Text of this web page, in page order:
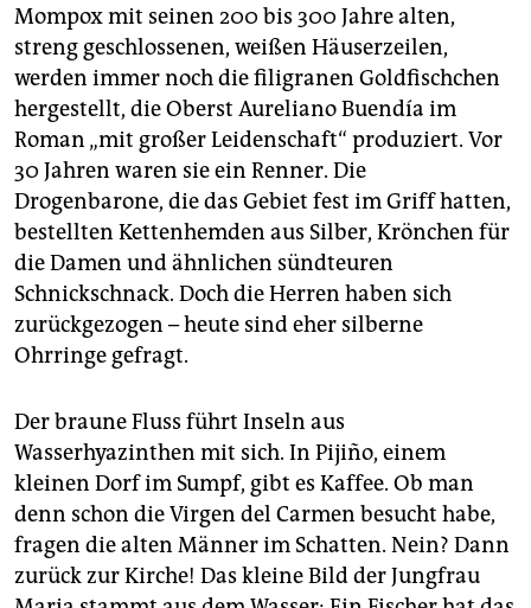
Mompox mit seinen 200 bis 300 Jahre alten,
streng geschlossenen, weißen Häuserzeilen,
werden immer noch die filigranen Goldfischchen
hergestellt, die Oberst Aureliano Buendía im
Roman „mit großer Leidenschaft“ produziert. Vor
30 Jahren waren sie ein Renner. Die
Drogenbarone, die das Gebiet fest im Griff hatten,
bestellten Kettenhemden aus Silber, Krönchen für
die Damen und ähnlichen sündteuren
Schnickschnack. Doch die Herren haben sich
zurückgezogen – heute sind eher silberne
Ohrringe gefragt.
Der braune Fluss führt Inseln aus
Wasserhyazinthen mit sich. In Pijiño, einem
kleinen Dorf im Sumpf, gibt es Kaffee. Ob man
denn schon die Virgen del Carmen besucht habe,
fragen die alten Männer im Schatten. Nein? Dann
zurück zur Kirche! Das kleine Bild der Jungfrau